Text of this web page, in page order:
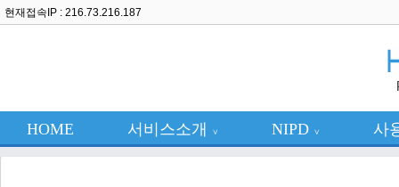
현재접속IP : 216.73.216.187
HOME 서비스소개 ∨ NIPD ∨ 사